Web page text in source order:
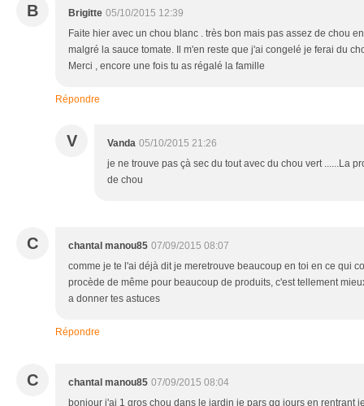
B Brigitte 05/10/2015 12:39
Faite hier avec un chou blanc . très bon mais pas assez de chou
malgré la sauce tomate. Il m'en reste que j'ai congelé je ferai du
Merci , encore une fois tu as régalé la famille
Répondre
V Vanda 05/10/2015 21:26
je ne trouve pas çà sec du tout avec du chou vert ......La
de chou
C chantal manou85 07/09/2015 08:07
comme je te l'ai déjà dit je meretrouve beaucoup en toi en ce qui
procède de même pour beaucoup de produits, c'est tellement
a donner tes astuces
Répondre
C chantal manou85 07/09/2015 08:04
bonjour j'ai 1 gros chou dans le jardin je pars qq jours en rentrant